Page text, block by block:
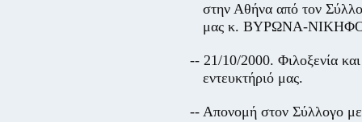
στην Αθήνα από τον
μας κ. ΒΥΡΩΝΑ-
-- 21/10/2000. Φιλοξενία
εντευκτήριό μας.
-- Απονομή στον Σύλλογο